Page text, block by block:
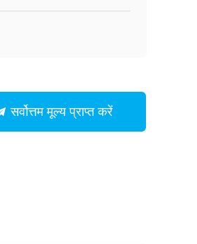
सर्वोत्तम मूल्य प्राप्त करें